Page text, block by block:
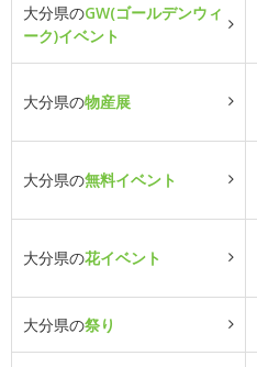
大分県のGW(ゴールデンウィ
ーク)イベント
大分県の物産展
大分県の無料イベント
大分県の花イベント
大分県の祭り